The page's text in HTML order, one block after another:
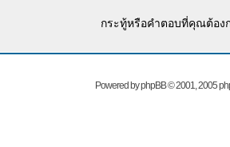
กระทู้หรือคำตอบที่คุณต้อง
Powered byphpBB© 2001, 2005